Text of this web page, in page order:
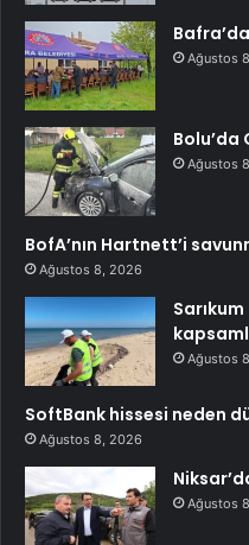
Ağustos
Bolu’da
Ağustos
BofA’nın Hartnett’i
Ağustos 8, 2026
Ağustos
SoftBank hissesi neden
Ağustos 8, 2026
Ağustos